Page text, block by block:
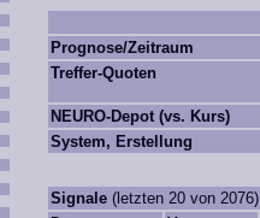
Prognose/Zeitraum
Treffer-Quoten
NEURO-Depot (vs. Kurs)
System, Erstellung
Signale (letzten 20 von 2076)